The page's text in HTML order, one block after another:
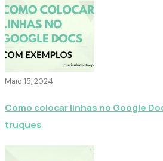
Maio 15, 2024
Como colocar linhas no Google
truques